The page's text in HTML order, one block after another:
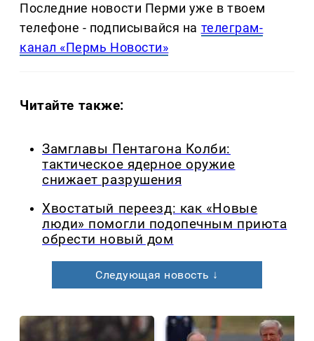
Последние новости Перми уже в твоем
телефоне - подписывайся на телеграм-
канал «Пермь Новости»
Читайте также:
Замглавы Пентагона Колби:
тактическое ядерное оружие
снижает разрушения
Хвостатый переезд: как «Новые
люди» помогли подопечным приюта
обрести новый дом
Следующая новость ↓